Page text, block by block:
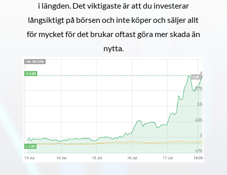
i längden. Det viktigaste är att du investerar
långsiktigt på börsen och inte köper och säljer allt
för mycket för det brukar oftast göra mer skada än
nytta.